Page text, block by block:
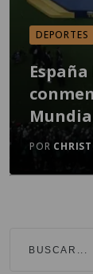
DEPORTES
POR